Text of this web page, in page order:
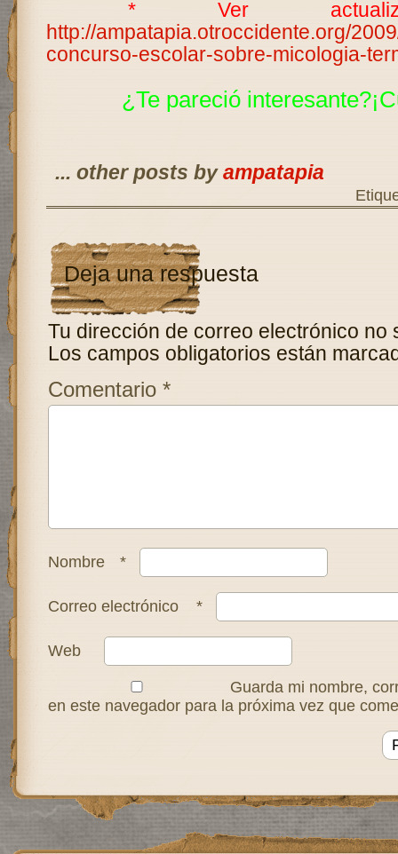
* Ver
http://ampatapia.otroccidente.org/
concurso-escolar-sobre-micologia-
¿Te pareció
... other posts byampatapia
Deja una respuesta
Tu dirección de correo electrónico no
Los campos obligatorios están
Comentario *
Nombre *
Correo electrónico *
Web
Guarda mi nombre,
en este navegador para la próxima vez que